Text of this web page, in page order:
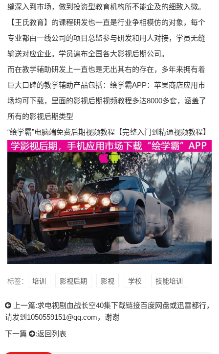
缝深入到市场，做到投资型教育机构所不能企及的细致入微。
【王氏教育】的课程研发也一直是行业争相模仿的对象，每个
专业都由一线公司的项目总监参与研发和用人对接，学员无缝
输送对应企业。学员遍布全国各大影视后期公司。
而在教学辅助研发上一直也是无出其右的存在，多年来拥有着
巨大口碑的教学辅助产品包括：绘学霸APP：苹果商店应用市
场均可下载，里面的影视后期视频教程多达8000多套，涵盖了
所有的影视后期类型
“绘学霸”电脑端免费后期视频教程【完整入门到精通视频教程】
标签： 培训 影视后期 影视 学校 技能培训
上一篇:求电视剧血战长空40集下载链接百度网盘或迅雷都行，
请发到1050559151@qq.com，谢谢
下一篇
:返回列表